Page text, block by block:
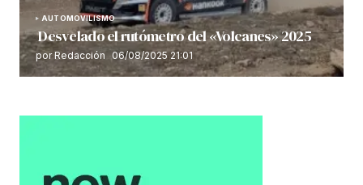
AUTOMOVILISMO
Desvelado el rutómetro del «Volcanes» 2025
por Redacción 06/08/2025 21:01